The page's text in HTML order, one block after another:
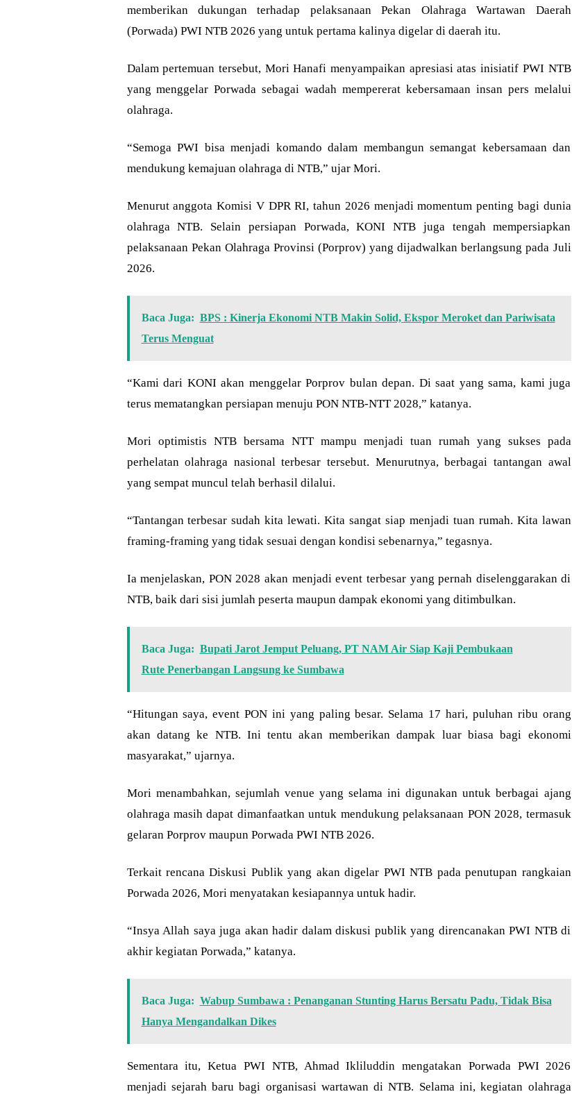
memberikan dukungan terhadap pelaksanaan Pekan Olahraga Wartawan Daerah
(Porwada) PWI NTB 2026 yang untuk pertama kalinya digelar di daerah itu.
Dalam pertemuan tersebut, Mori Hanafi menyampaikan apresiasi atas inisiatif PWI NTB
yang menggelar Porwada sebagai wadah mempererat kebersamaan insan pers melalui
olahraga.
“Semoga PWI bisa menjadi komando dalam membangun semangat kebersamaan dan
mendukung kemajuan olahraga di NTB,” ujar Mori.
Menurut anggota Komisi V DPR RI, tahun 2026 menjadi momentum penting bagi dunia
olahraga NTB. Selain persiapan Porwada, KONI NTB juga tengah mempersiapkan
pelaksanaan Pekan Olahraga Provinsi (Porprov) yang dijadwalkan berlangsung pada Juli
2026.
Baca Juga: BPS : Kinerja Ekonomi NTB Makin Solid, Ekspor Meroket dan Pariwisata
Terus Menguat
“Kami dari KONI akan menggelar Porprov bulan depan. Di saat yang sama, kami juga
terus mematangkan persiapan menuju PON NTB-NTT 2028,” katanya.
Mori optimistis NTB bersama NTT mampu menjadi tuan rumah yang sukses pada
perhelatan olahraga nasional terbesar tersebut. Menurutnya, berbagai tantangan awal
yang sempat muncul telah berhasil dilalui.
“Tantangan terbesar sudah kita lewati. Kita sangat siap menjadi tuan rumah. Kita lawan
framing-framing yang tidak sesuai dengan kondisi sebenarnya,” tegasnya.
Ia menjelaskan, PON 2028 akan menjadi event terbesar yang pernah diselenggarakan di
NTB, baik dari sisi jumlah peserta maupun dampak ekonomi yang ditimbulkan.
Baca Juga: Bupati Jarot Jemput Peluang, PT NAM Air Siap Kaji Pembukaan
Rute Penerbangan Langsung ke Sumbawa
“Hitungan saya, event PON ini yang paling besar. Selama 17 hari, puluhan ribu orang
akan datang ke NTB. Ini tentu akan memberikan dampak luar biasa bagi ekonomi
masyarakat,” ujarnya.
Mori menambahkan, sejumlah venue yang selama ini digunakan untuk berbagai ajang
olahraga masih dapat dimanfaatkan untuk mendukung pelaksanaan PON 2028, termasuk
gelaran Porprov maupun Porwada PWI NTB 2026.
Terkait rencana Diskusi Publik yang akan digelar PWI NTB pada penutupan rangkaian
Porwada 2026, Mori menyatakan kesiapannya untuk hadir.
“Insya Allah saya juga akan hadir dalam diskusi publik yang direncanakan PWI NTB di
akhir kegiatan Porwada,” katanya.
Baca Juga: Wabup Sumbawa : Penanganan Stunting Harus Bersatu Padu, Tidak Bisa
Hanya Mengandalkan Dikes
Sementara itu, Ketua PWI NTB, Ahmad Ikliluddin mengatakan Porwada PWI 2026
menjadi sejarah baru bagi organisasi wartawan di NTB. Selama ini, kegiatan olahraga